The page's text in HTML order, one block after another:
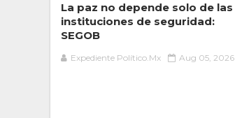
La paz no depende solo de las
instituciones de seguridad:
SEGOB
Expediente Político.Mx Aug 05, 2026